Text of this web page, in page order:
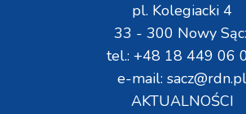
pl. Kolegiacki 4
33 - 300 Nowy
tel.: +48 18 449 06
e-mail: sacz@rdn.pl
AKTUALNOŚCI